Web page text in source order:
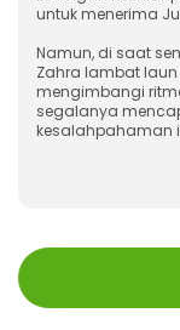
untuk menerima
Namun, di saat
Zahra lambat
mengimbangi
segalanya
kesalahpahaman
ISBN
Size